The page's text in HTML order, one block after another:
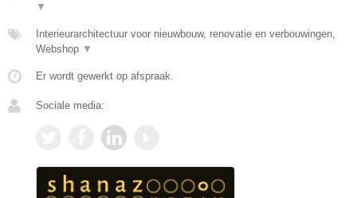
▼
Interieurarchitectuur voor nieuwbouw, renovatie en verbouwingen,
Webshop ▼
Er wordt gewerkt op afspraak.
Sociale media: